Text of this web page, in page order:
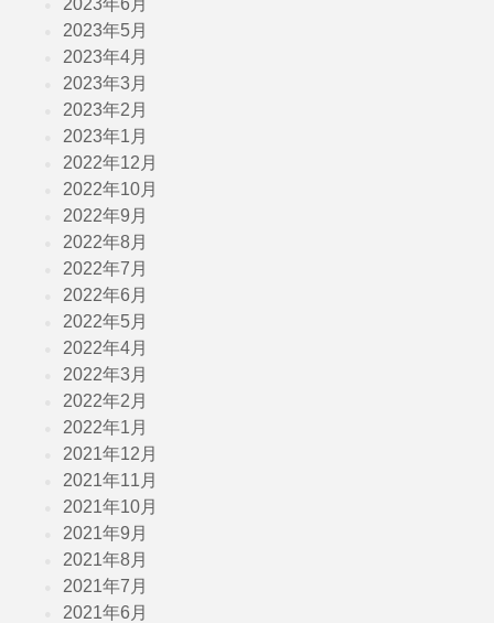
2023年6月
2023年5月
2023年4月
2023年3月
2023年2月
2023年1月
2022年12月
2022年10月
2022年9月
2022年8月
2022年7月
2022年6月
2022年5月
2022年4月
2022年3月
2022年2月
2022年1月
2021年12月
2021年11月
2021年10月
2021年9月
2021年8月
2021年7月
2021年6月